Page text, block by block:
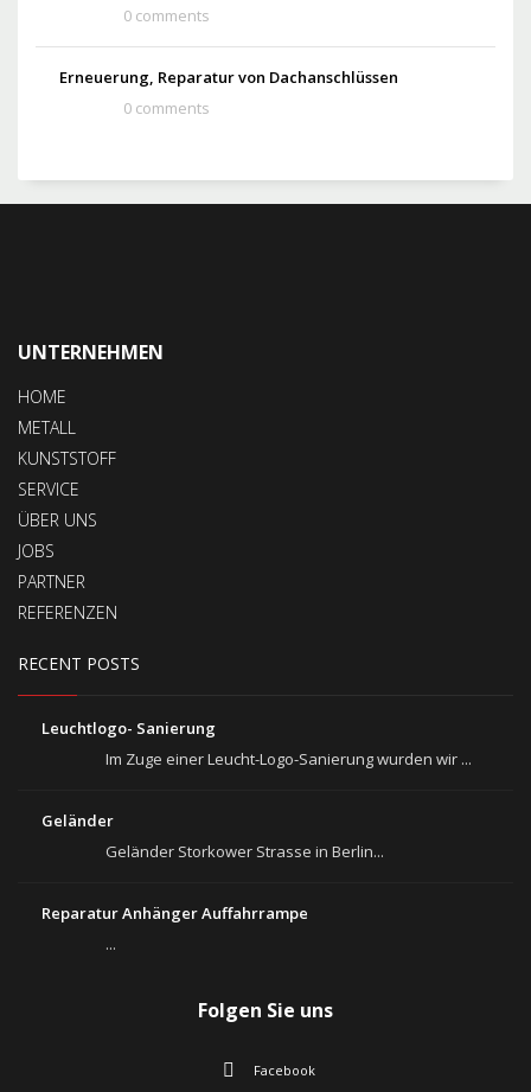
0 comments
Erneuerung, Reparatur von Dachanschlüssen
0 comments
UNTERNEHMEN
HOME
METALL
KUNSTSTOFF
SERVICE
ÜBER UNS
JOBS
PARTNER
REFERENZEN
RECENT POSTS
Leuchtlogo- Sanierung
Im Zuge einer Leucht-Logo-Sanierung wurden wir ...
Geländer
Geländer Storkower Strasse in Berlin...
Reparatur Anhänger Auffahrrampe
...
Folgen Sie uns
Facebook